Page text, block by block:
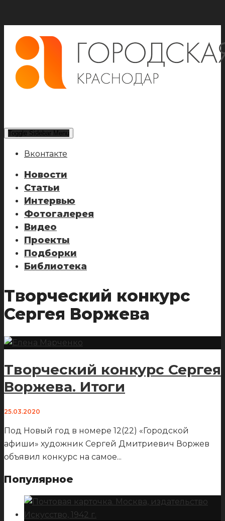
Toggle Sidebar Menu
Вконтакте
Новости
Статьи
Интервью
Фотогалерея
Видео
Проекты
Подборки
Библиотека
Творческий конкурс
Сергея Воржева
Творческий конкурс Сергея
Воржева. Итоги
25.03.2020
Под Новый год в номере 12(22) «Городской
афиши» художник Сергей Дмитриевич Воржев
объявил конкурс на самое...
Популярное